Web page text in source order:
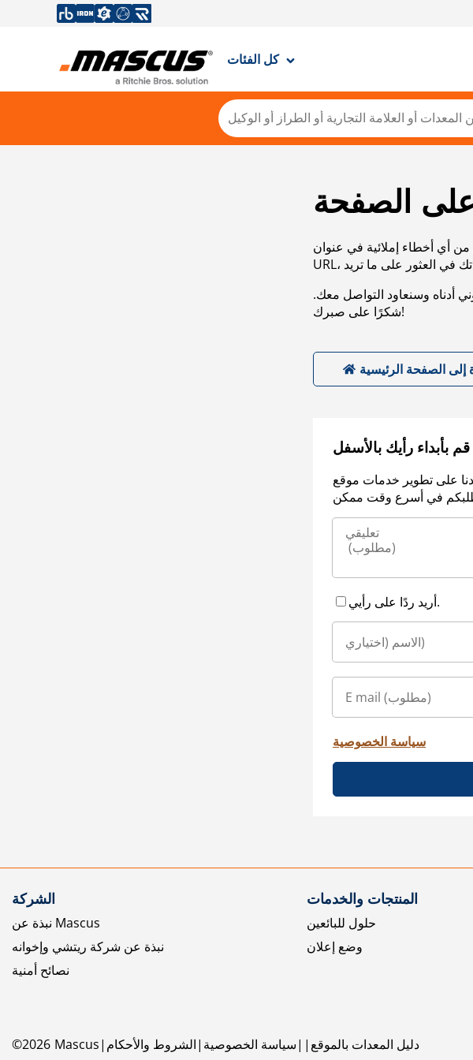
كل الفئات
على الصفحة
أي أخطاء إملائية في عنوان
أدناه وسنعاود التواصل معك.
شكرًا على صبرك!
إلى الصفحة الرئيسية
قم بأبداء رأيك بالأسفل
على تطوير خدمات موقع
أريد ردًا على رأيي.
سياسة الخصوصية
الشركة
نبذة عن Mascus
نبذة عن شركة ريتشي وإخوانه
نصائح أمنية
المنتجات والخدمات
حلول للبائعين
وضع إعلان
©2026 Mascus الشروط والأحكام سياسة الخصوصية دليل المعدات بالموقع